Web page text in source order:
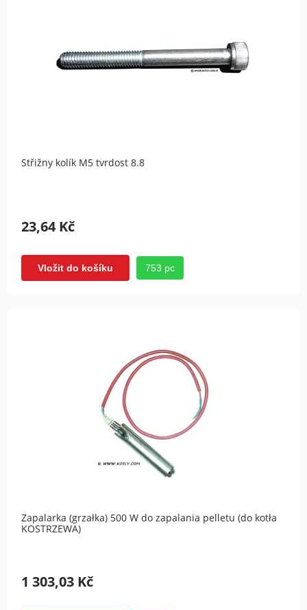
Střižny kolík M5 tvrdost 8.8
23,64 Kč
Vložit do košíku 753 pc
Zapalarka (grzałka) 500 W do zapalania pelletu (do kotła
KOSTRZEWA)
1 303,03 Kč